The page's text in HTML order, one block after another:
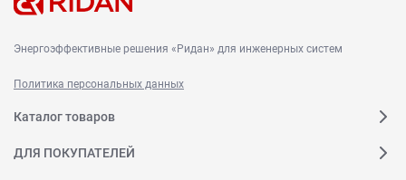
Энергоэффективные решения «Ридан» для инженерных систем
Политика персональных данных
Каталог товаров
ДЛЯ ПОКУПАТЕЛЕЙ